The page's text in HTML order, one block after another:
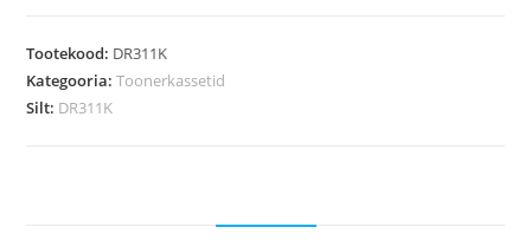
A0XV0RD
kogus
Tootekood: DR311K
Kategooria:Toonerkassetid
Silt: DR311K